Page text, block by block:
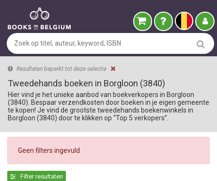
Resultaten beperkt tot deze selectie
Tweedehands boeken in Borgloon (3840)
Hier vind je het unieke aanbod van boekverkopers in Borgloon
(3840). Bespaar verzendkosten door boeken in je eigen gemeente
te kopen! Je vind de grootste tweedehands boekenwinkels in
Borgloon (3840) door te klikken op “Top 5 verkopers”.
Geen filters ingevuld
Filter resultaten